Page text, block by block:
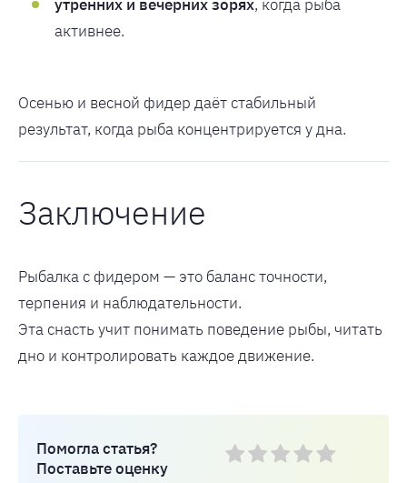
утренних и вечерних зорях, когда рыба
активнее.
Осенью и весной фидер даёт стабильный
результат, когда рыба концентрируется у дна.
Заключение
Рыбалка с фидером — это баланс точности,
терпения и наблюдательности.
Эта снасть учит понимать поведение рыбы, читать
дно и контролировать каждое движение.
Помогла статья?
Поставьте оценку